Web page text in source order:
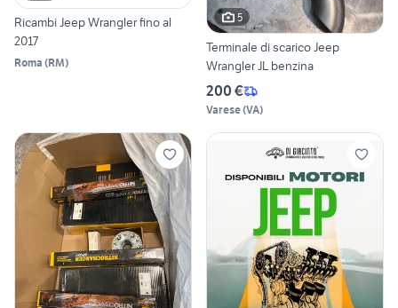
Ricambi Jeep Wrangler fino al
2017
Roma (RM)
5
Terminale di scarico Jeep
Wrangler JL benzina
200 €
Varese(VA)